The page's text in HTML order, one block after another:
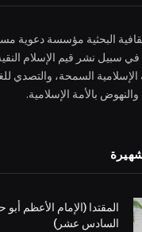
البحثية مؤسسة دعوية
سبيل نشر قيم الإسلام
السمحة، والتصدي
والنهوض بالأمة الإسلامية.
المقتدا (الإمام الأعظم
السادس عشر)